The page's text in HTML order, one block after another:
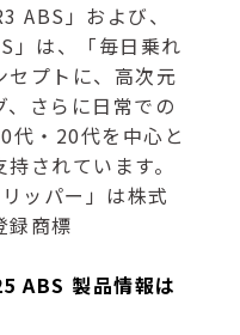
ABS」および、
」は、「毎日乗れ
セプトに、高次元
さらに日常での
代・20代を中心と
されています。
ッパー」は株式
録商標
ABS 製品情報は